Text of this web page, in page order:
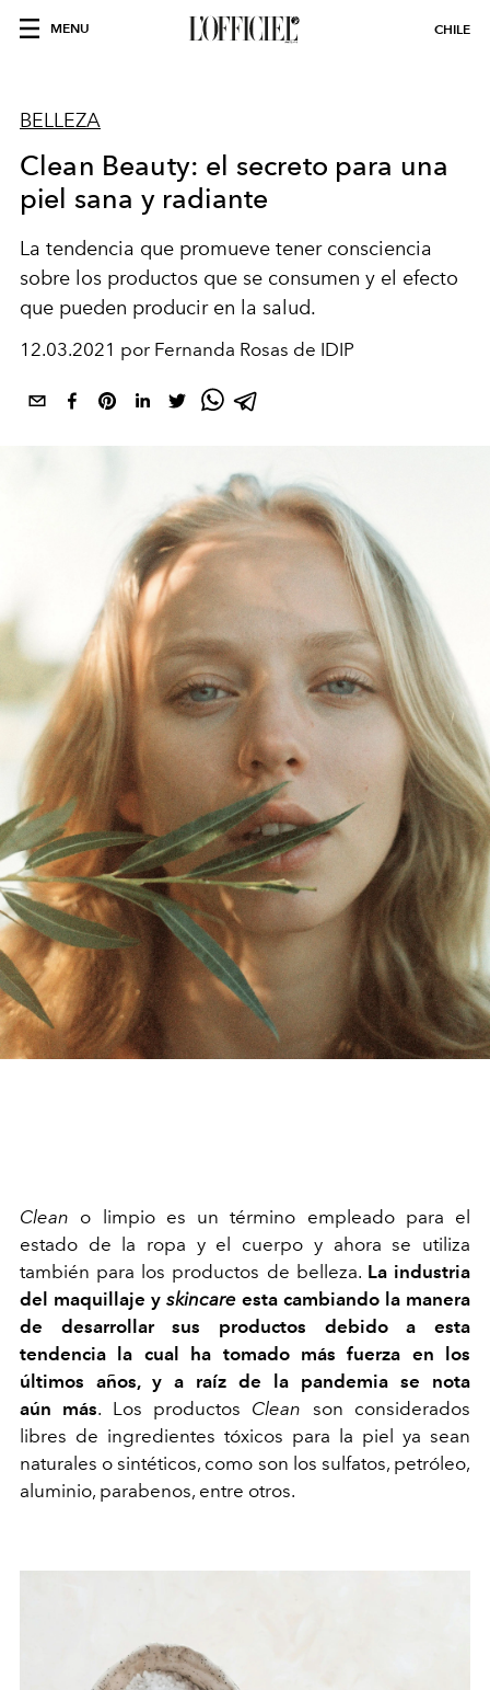
MENU CHILE
BELLEZA
Clean Beauty: el secreto para una
piel sana y radiante
La tendencia que promueve tener consciencia
sobre los productos que se consumen y el efecto
que pueden producir en la salud.
12.03.2021 por Fernanda Rosas de IDIP
Clean o limpio es un término empleado para el
estado de la ropa y el cuerpo y ahora se utiliza
también para los productos de belleza. La industria
del maquillaje y skincare esta cambiando la manera
de desarrollar sus productos debido a esta
tendencia la cual ha tomado más fuerza en los
últimos años, y a raíz de la pandemia se nota
aún más. Los productos Clean son considerados
libres de ingredientes tóxicos para la piel ya sean
naturales o sintéticos, como son los sulfatos, petróleo,
aluminio, parabenos, entre otros.